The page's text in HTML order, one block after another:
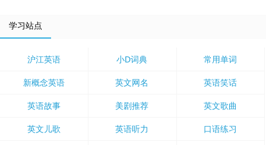
学习站点
沪江英语 小D词典 常用单词
新概念英语 英文网名 英语笑话
英语故事 美剧推荐 英文歌曲
英文儿歌 英语听力 口语练习